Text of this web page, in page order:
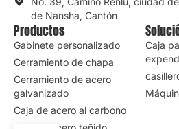
+86 15018766189
manager@tongrupplay.com
No. 39, Camino Renlu, ciudad de
de Nansha, Cantón
Productos
Gabinete personalizado
Cerramiento de chapa
Cerramiento de acero
Caja